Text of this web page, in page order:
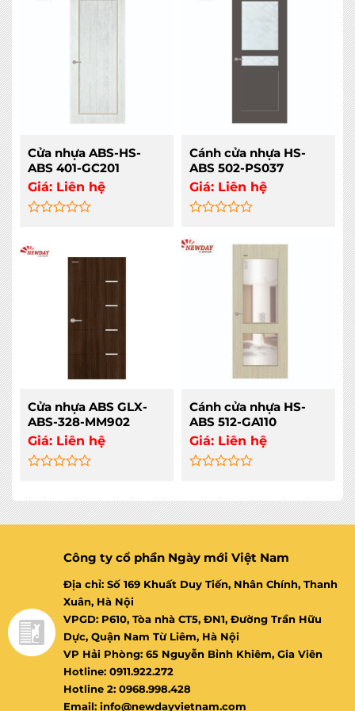
Cửa nhựa ABS-HS-
ABS 401-GC201
Giá: Liên hệ
out
Cánh cửa nhựa HS-
ABS 502-PS037
Giá: Liên hệ
0
out
Cửa nhựa ABS GLX-
ABS-328-MM902
Giá: Liên hệ
out
of
Cánh cửa nhựa HS-
ABS 512-GA110
Giá: Liên hệ
out
of
Công ty cổ phần Ngày mới Việt Nam
Địa chỉ: Số 169 Khuất Duy Tiến, Nhân Chính, Thanh
Xuân, Hà Nội
VPGD: P610, Tòa nhà CT5, ĐN1, Đường Trần Hữu
Dực, Quận Nam Từ Liêm, Hà Nội
VP Hải Phòng: 65 Nguyễn Bỉnh Khiêm, Gia Viên
Hotline: 0911.922.272
Hotline 2: 0968.998.428
Email: info@newdayvietnam.com